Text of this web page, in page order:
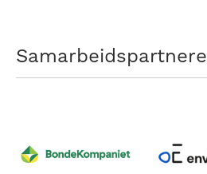
Samarbeidspartnere